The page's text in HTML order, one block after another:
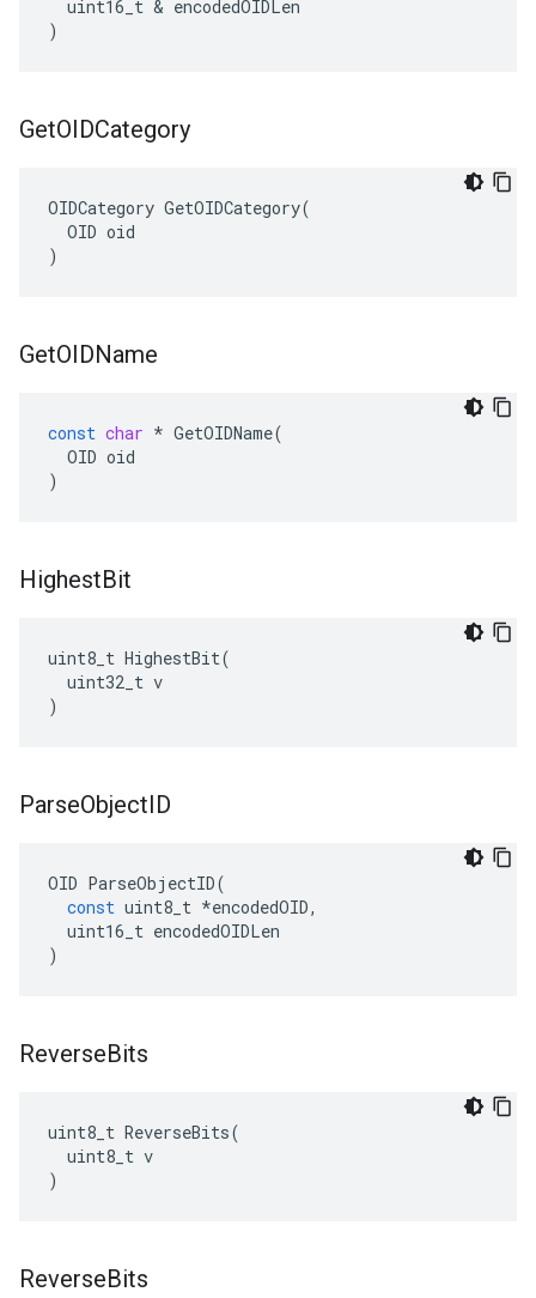
uint16_t & encodedOIDLen
)
GetOIDCategory
OIDCategory GetOIDCategory(
  OID oid
)
GetOIDName
const char * GetOIDName(
OID oid
)
HighestBit
uint8_t HighestBit(
  uint32_t v
)
ParseObjectID
OID ParseObjectID(
const uint8_t *encodedOID,
uint16_t encodedOIDLen
)
ReverseBits
uint8_t ReverseBits(
  uint8_t v
)
ReverseBits